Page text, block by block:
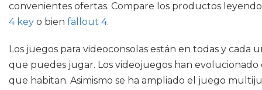
convenientes ofertas. Compare los productos
4 key o bien fallout 4.
Los juegos para videoconsolas están en todas y
que puedes jugar. Los videojuegos han evolucionado
que habitan. Asimismo se ha ampliado el juego